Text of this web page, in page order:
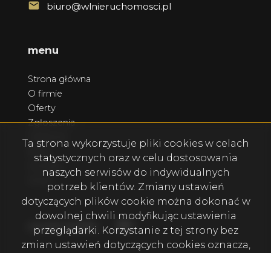
biuro@wlnieruchomosci.pl
menu
Strona główna
O firmie
Oferty
Zgłoszenia
Kontakt
social media Facebook
Facebook
Ta strona wykorzystuje pliki cookies w celach
statystycznych oraz w celu dostosowania
naszych serwisów do indywidualnych
potrzeb klientów. Zmiany ustawień
dotyczących plików cookie można dokonać w
dowolnej chwili modyfikując ustawienia
przeglądarki. Korzystanie z tej strony bez
zmian ustawień dotyczących cookies oznacza,